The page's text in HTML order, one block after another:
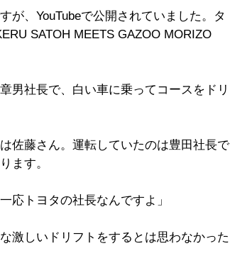
、YouTubeで公開されていました。タ
SATOH MEETS GAZOO MORIZO
男社長で、白い車に乗ってコースをドリ
佐藤さん。運転していたのは豊田社長で
ます。
応トヨタの社長なんですよ」
激しいドリフトをするとは思わなかった